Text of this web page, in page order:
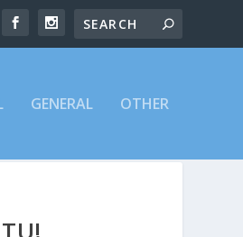
GENERAL OTHER